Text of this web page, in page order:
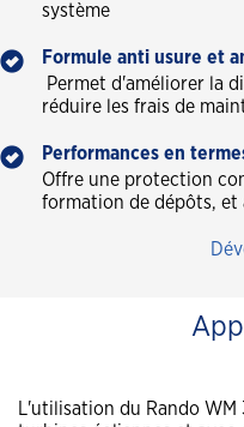
système
Formule anti usure et
Permet d'améliorer la
réduire les frais de
Performances en
Offre une protection
formation de dépôts, et
L'utilisation du Rando